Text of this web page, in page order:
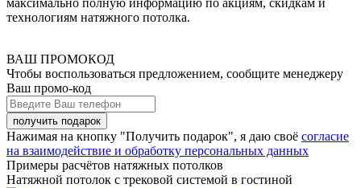
максимально полную информацию по акциям, скидкам и
технологиям натяжного потолка.
ВАШ ПРОМОКОД
Чтобы воспользоваться предложением, сообщите менеджеру
Ваш промо-код
Нажимая на кнопку "Получить подарок", я даю своё согласие
на взаимодействие и обработку персональных данных
Примеры расчётов натяжных потолков
Натяжной потолок с трековой системой в гостиной